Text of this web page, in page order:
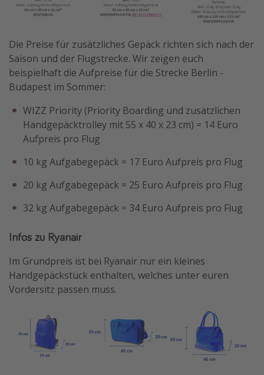
Die Preise für zusätzliches Gepäck richten sich nach der
Saison und der Flugstrecke. Wir zeigen euch
beispielhaft die Aufpreise für die Strecke Berlin -
Budapest im Sommer:
WIZZ Priority (Priority Boarding und zusätzlichen
Handgepäcktrolley mit 55 x 40 x 23 cm) = 14 Euro
Aufpreis pro Flug
10 kg Aufgabegepäck = 17 Euro Aufpreis pro Flug
20 kg Aufgabegepäck = 25 Euro Aufpreis pro Flug
32 kg Aufgabegepäck = 34 Euro Aufpreis pro Flug
Infos zu Ryanair
Im Grundpreis ist bei Ryanair nur ein kleines
Handgepäckstück enthalten, welches unter euren
Vordersitz passen muss.